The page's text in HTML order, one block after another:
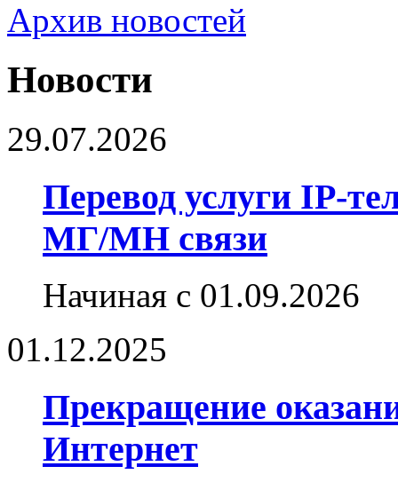
Архив новостей
Новости
29.07.2026
Перевод услуги IP-
МГ/МН связи
Начиная с 01.09.2026
01.12.2025
Прекращение
Интернет